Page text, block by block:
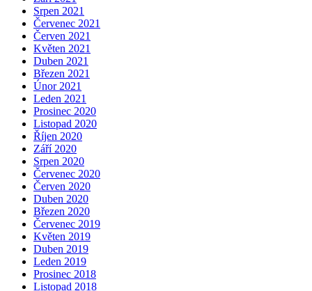
Srpen 2021
Červenec 2021
Červen 2021
Květen 2021
Duben 2021
Březen 2021
Únor 2021
Leden 2021
Prosinec 2020
Listopad 2020
Říjen 2020
Září 2020
Srpen 2020
Červenec 2020
Červen 2020
Duben 2020
Březen 2020
Červenec 2019
Květen 2019
Duben 2019
Leden 2019
Prosinec 2018
Listopad 2018